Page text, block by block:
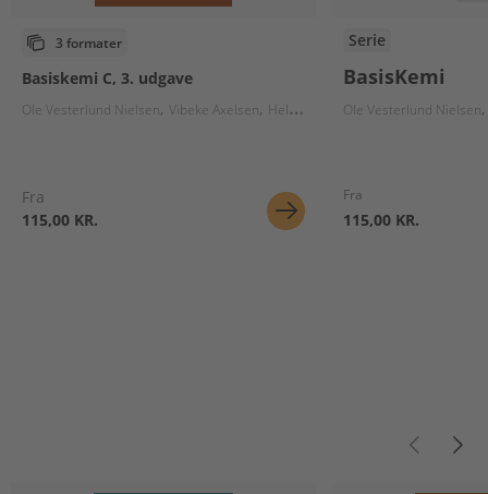
3 formater
Basiskemi C, 3. udgave
Ole Vesterlund Nielsen Vibeke Axelsen Helge Mygind
Fra
115,00 KR.
Serie
BasisKemi
Ole Vesterlund Nielsen
Fra
115,00 KR.